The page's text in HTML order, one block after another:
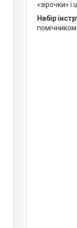
«зірочки»
Набір
помічником